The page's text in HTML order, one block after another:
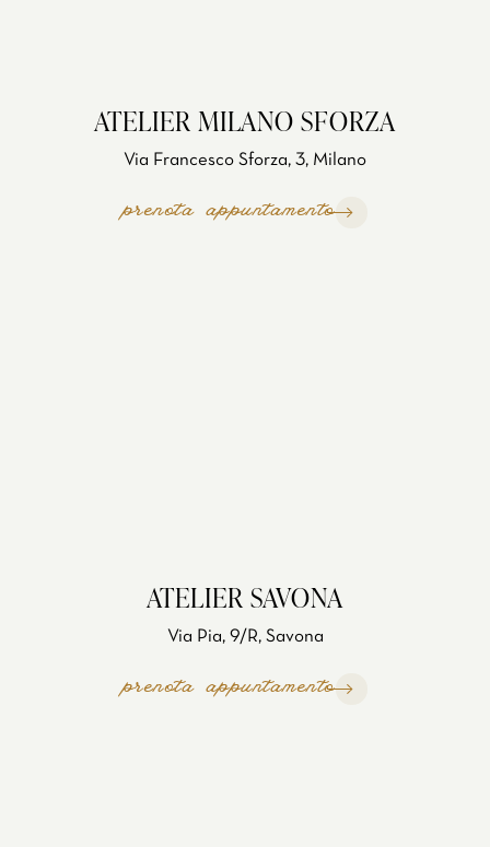
ATELIER MILANO SFORZA
Via Francesco Sforza, 3, Milano
prenota appuntamento
ATELIER SAVONA
Via Pia, 9/R, Savona
prenota appuntamento